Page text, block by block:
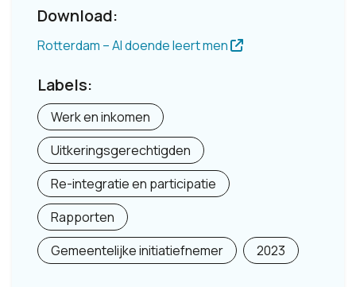
Download:
Rotterdam – Al doende leert men
Labels:
Werk en inkomen
Uitkeringsgerechtigden
Re-integratie en participatie
Rapporten
Gemeentelijke initiatiefnemer
2023